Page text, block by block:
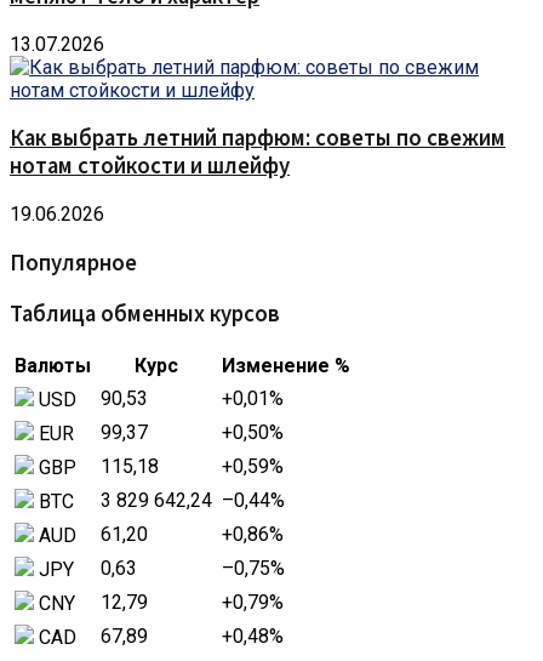
13.07.2026
Как выбрать летний парфюм: советы по свежим
нотам стойкости и шлейфу
19.06.2026
Популярное
Таблица обменных курсов
Валюты Курс
Изменение %
USD
90,53 +0,01%
EUR
99,37 +0,50%
GBP
115,18 +0,59%
BTC
3 829 642,24 –0,44%
AUD
61,20 +0,86%
JPY
0,63 –0,75%
CNY
12,79 +0,79%
CAD
67,89 +0,48%